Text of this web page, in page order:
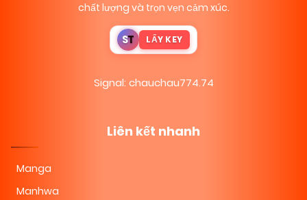
chất lượng và trọn vẹn cảm xúc.
ST LẤY KEY
Signal: chauchau774.74
Liên kết nhanh
Manga
Manhwa